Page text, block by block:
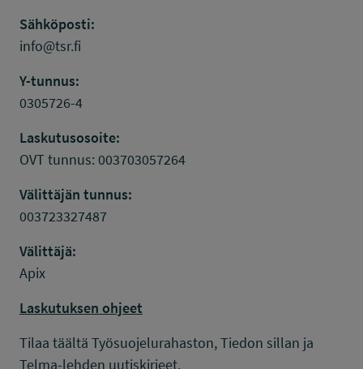
Sähköposti:
info@tsr.fi
Y-tunnus:
0305726-4
Laskutusosoite:
OVT tunnus: 003703057264
Välittäjän tunnus:
003723327487
Välittäjä:
Apix
Laskutuksen ohjeet
Tilaa täältä Työsuojelurahaston, Tiedon sillan ja
Telma-lehden uutiskirjeet.